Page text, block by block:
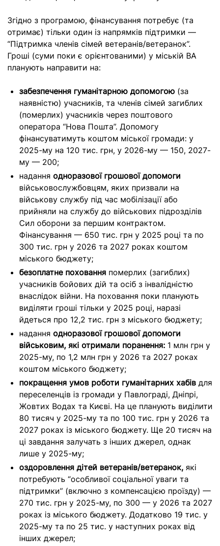
Згідно з програмою, фінансування потребує (та
отримає) тільки один із напрямків підтримки —
“Підтримка членів сімей ветеранів/ветеранок”.
Гроші (суми поки є орієнтованими) у міській ВА
планують направити на:
забезпечення гуманітарною допомогою (за
наявністю) учасників, та членів сімей загиблих
(померлих) учасників через поштового
оператора “Нова Пошта”. Допомогу
фінансуватимуть коштом міської громади: у
2025-му на 120 тис. грн, у 2026-му — 150, 2027-
му — 200;
надання одноразової грошової допомоги
військовослужбовцям, яких призвали на
військову службу під час мобілізації або
прийняли на службу до військових підрозділів
Сил оборони за першим контрактом.
Фінансування — 650 тис. грн у 2025 році та по
300 тис. грн у 2026 та 2027 роках коштом
міського бюджету;
безоплатне поховання померлих (загиблих)
учасників бойових дій та осіб з інвалідністю
внаслідок війни. На поховання поки планують
виділяти гроші тільки у 2025 році, наразі
йдеться про 12,2 тис. грн з міського бюджету;
надання одноразової грошової допомоги
військовим, які отримали поранення: 1 млн грн у
2025-му, по 1,2 млн грн у 2026 та 2027 роках
коштом міського бюджету;
покращення умов роботи гуманітарних хабів для
переселенців із громади у Павлограді, Дніпрі,
Жовтих Водах та Києві. На це планують виділити
80 тисяч у 2025-му та по 100 тис. грн у 2026 та
2027 роках із міського бюджету. Ще 20 тисяч на
ці завдання залучать з інших джерел, однак
лише у 2025-му;
оздоровлення дітей ветеранів/ветеранок, які
потребують “особливої соціальної уваги та
підтримки” (включно з компенсацією проїзду) —
270 тис. грн у 2025-му, по 300 — у 2026 та 2027
роках із міського бюджету. Додатково 19 тис. у
2025-му та по 25 тис. у наступних роках від
інших джерел;